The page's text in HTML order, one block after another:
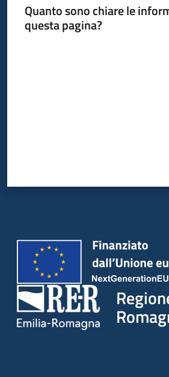
Seguici
Quanto sono chiare le
questa pagina?